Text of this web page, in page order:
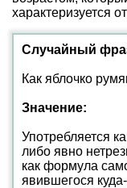
характеризуется
Случайный
Как яблочко
Значение:
Употребляется
либо явно
как формула
явившегося